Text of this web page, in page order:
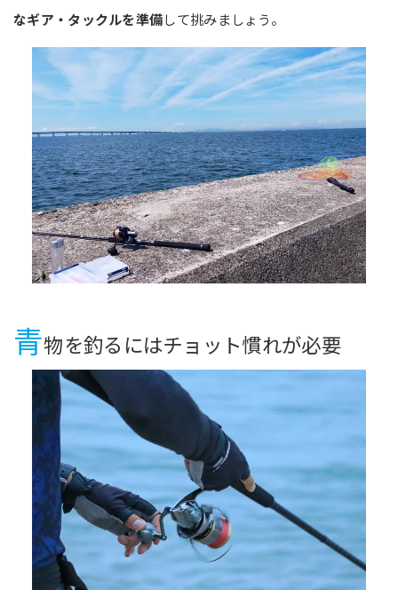
なギア・タックルを準備して挑みましょう。
青物を釣るにはチョット慣れが必要